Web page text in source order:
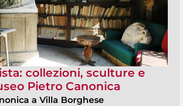
collezioni, sculture e
Pietro Canonica
a Villa Borghese